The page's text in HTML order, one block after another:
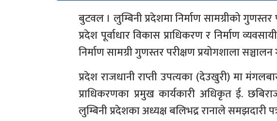
बुटवल । लुम्बिनी प्रदेशमा निर्माण सामग्रीको
प्रदेश पूर्वाधार विकास प्राधिकरण र निर्माण
निर्माण सामग्री गुणस्तर परीक्षण प्रयोगशाला
प्रदेश राजधानी राप्ती उपत्यका (देउखुरी) मा
प्राधिकरणका प्रमुख कार्यकारी अधिकृत ई.
लुम्बिनी प्रदेशका अध्यक्ष बलिभद्र रानाले समझदारी